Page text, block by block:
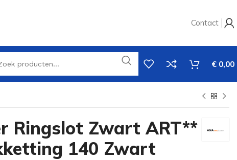
Contact
€ 0,00
Ringslot Zwart ART**
140 Zwart